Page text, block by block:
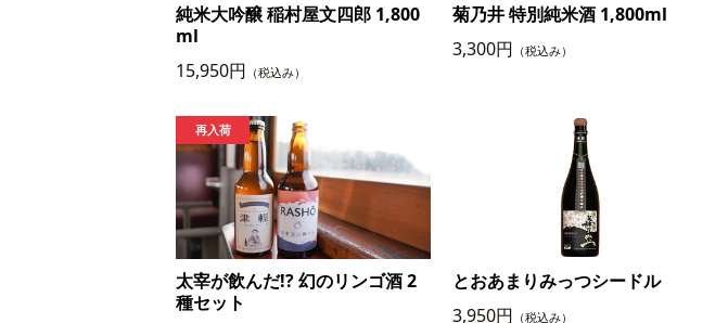
純米大吟醸 稲村屋文四郎 1,800
ml
15,950円 （税込み）
菊乃井 特別純米酒 1,800ml
3,300円 （税込み）
太宰が飲んだ!? 幻のリンゴ酒 2
種セット
とおあまりみっつシードル
3,950円 （税込み）